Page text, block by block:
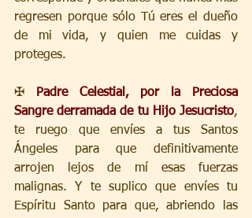
regresen porque sólo Tú eres el dueño
de mi vida, y quien me cuidas y
proteges.
✠ Padre Celestial, por la Preciosa
Sangre derramada de tu Hijo Jesucristo,
te ruego que envíes a tus Santos
Ángeles para que definitivamente
arrojen lejos de mí esas fuerzas
malignas. Y te suplico que envíes tu
Espíritu Santo para que, abriendo las